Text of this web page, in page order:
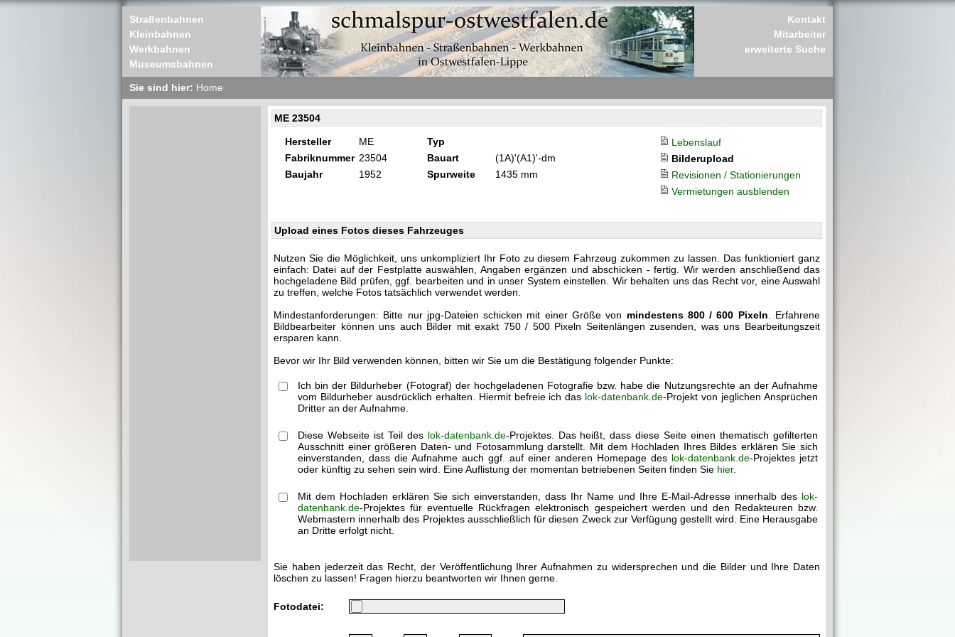
Straßenbahnen
Kleinbahnen
Werkbahnen
Museumsbahnen
Kontakt
Mitarbeiter
erweiterte Suche
Sie sind hier: Home
ME 23504
Hersteller ME Typ
Lebenslauf
Fabriknummer 23504 Bauart (1A)'(A1)'-dm
Bilderupload
Baujahr
1952 Spurweite 1435 mm
Revisionen / Stationierungen
Vermietungen ausblenden
Upload eines Fotos dieses Fahrzeuges
Nutzen Sie die Möglichkeit, uns unkompliziert Ihr Foto zu diesem Fahrzeug zukommen zu lassen. Das funktioniert ganz
einfach: Datei auf der Festplatte auswählen, Angaben ergänzen und abschicken - fertig. Wir werden anschließend das
hochgeladene Bild prüfen, ggf. bearbeiten und in unser System einstellen. Wir behalten uns das Recht vor, eine Auswahl
zu treffen, welche Fotos tatsächlich verwendet werden.
Mindestanforderungen: Bitte nur jpg-Dateien schicken mit einer Größe von mindestens 800 / 600 Pixeln . Erfahrene
Bildbearbeiter können uns auch Bilder mit exakt 750 / 500 Pixeln Seitenlängen zusenden, was uns Bearbeitungszeit
ersparen kann.
Bevor wir Ihr Bild verwenden können, bitten wir Sie um die Bestätigung folgender Punkte:
Ich bin der Bildurheber (Fotograf) der hochgeladenen Fotografie bzw. habe die Nutzungsrechte an der Aufnahme
vom Bildurheber ausdrücklich erhalten. Hiermit befreie ich das lok-datenbank.de-Projekt von jeglichen Ansprüchen
Dritter an der Aufnahme.
Diese Webseite ist Teil des lok-datenbank.de-Projektes. Das heißt, dass diese Seite einen thematisch gefilterten
Ausschnitt einer größeren Daten- und Fotosammlung darstellt. Mit dem Hochladen Ihres Bildes erklären Sie sich
einverstanden, dass die Aufnahme auch ggf. auf einer anderen Homepage des lok-datenbank.de-Projektes jetzt
oder künftig zu sehen sein wird. Eine Auflistung der momentan betriebenen Seiten finden Sie hier.
Mit dem Hochladen erklären Sie sich einverstanden, dass Ihr Name und Ihre E-Mail-Adresse innerhalb des lok-
datenbank.de-Projektes für eventuelle Rückfragen elektronisch gespeichert werden und den Redakteuren bzw.
Webmastern innerhalb des Projektes ausschließlich für diesen Zweck zur Verfügung gestellt wird. Eine Herausgabe
an Dritte erfolgt nicht.
Sie haben jederzeit das Recht, der Veröffentlichung Ihrer Aufnahmen zu widersprechen und die Bilder und Ihre Daten
löschen zu lassen! Fragen hierzu beantworten wir Ihnen gerne.
Fotodatei: